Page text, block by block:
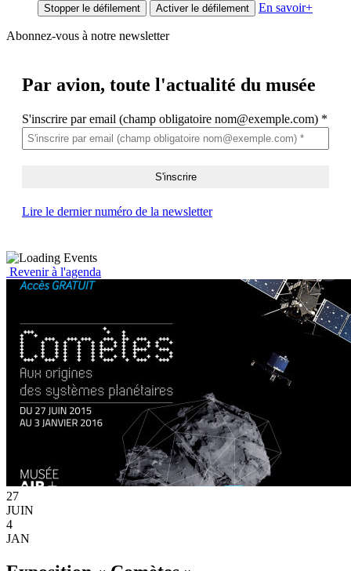
Stopper le défilement Activer le défilement En savoir+
Abonnez-vous à notre newsletter
Par avion, toute l'actualité du musée
S'inscrire par email (champ obligatoire nom@exemple.com) *
Lire le dernier numéro de la newsletter
Revenir à l'agenda
27
JUIN
4
JAN